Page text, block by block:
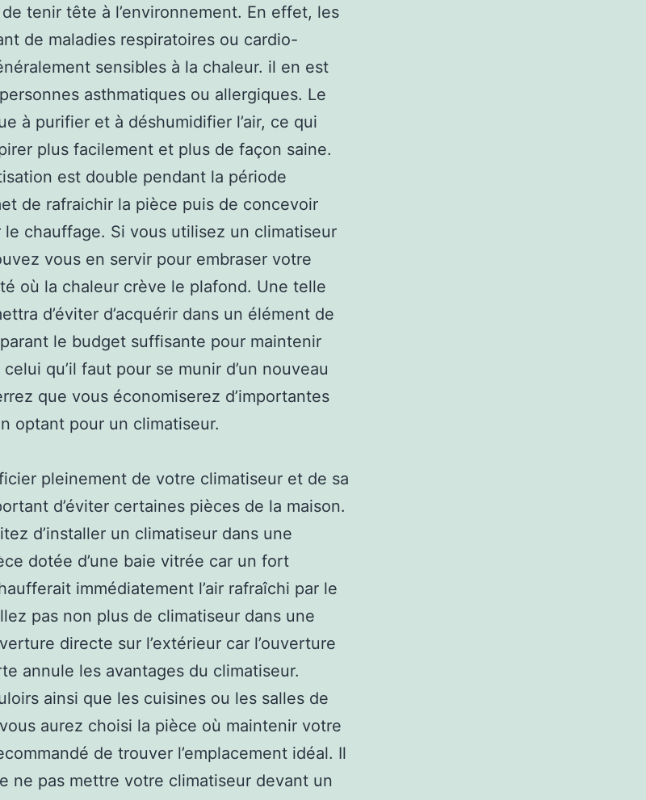
tenir tête à l’environnement. En effet, les
de maladies respiratoires ou cardio-
sensibles à la chaleur. il en est
asthmatiques ou allergiques. Le
à purifier et à déshumidifier l’air, ce qui
plus facilement et plus de façon saine.
est double pendant la période
de rafraichir la pièce puis de concevoir
le chauffage. Si vous utilisez un climatiseur
vous en servir pour embraser votre
où la chaleur crève le plafond. Une telle
d’éviter d’acquérir dans un élément de
le budget suffisante pour maintenir
qu’il faut pour se munir d’un nouveau
que vous économiserez d’importantes
optant pour un climatiseur.
pleinement de votre climatiseur et de sa
d’éviter certaines pièces de la maison.
d’installer un climatiseur dans une
dotée d’une baie vitrée car un fort
immédiatement l’air rafraîchi par le
pas non plus de climatiseur dans une
directe sur l’extérieur car l’ouverture
annule les avantages du climatiseur.
ainsi que les cuisines ou les salles de
aurez choisi la pièce où maintenir votre
de trouver l’emplacement idéal. Il
ne pas mettre votre climatiseur devant un